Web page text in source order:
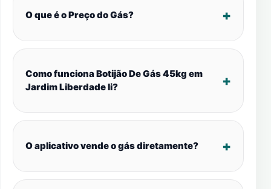
O que é o Preço do Gás?
Como funciona Botijão De Gás 45kg em
Jardim Liberdade Ii?
O aplicativo vende o gás diretamente?